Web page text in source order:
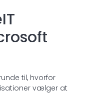
til, hvorfor
vælger at